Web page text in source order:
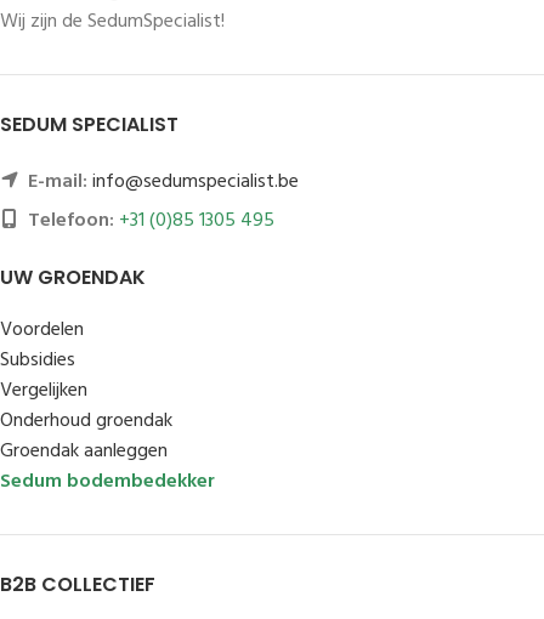
Wij zijn de SedumSpecialist!
SEDUM SPECIALIST
E-mail:info@sedumspecialist.be
Telefoon: +31 (0)85 1305 495
UW GROENDAK
Voordelen
Subsidies
Vergelijken
Onderhoud groendak
Groendak aanleggen
Sedum bodembedekker
B2B COLLECTIEF